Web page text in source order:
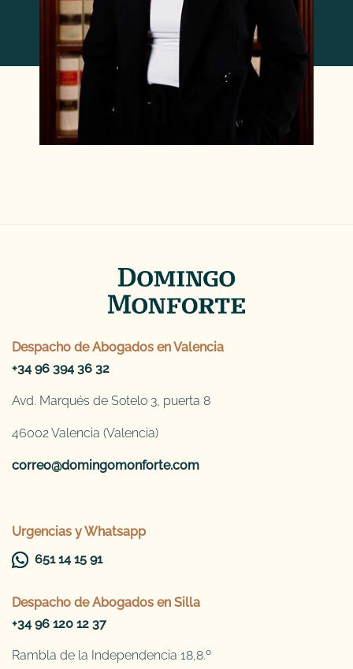
Despacho de Abogados en Valencia
+34 96 394 36 32
Avd. Marqués de Sotelo 3, puerta 8
46002 Valencia (Valencia)
correo@domingomonforte.com
Urgencias y Whatsapp
651 14 15 91
Despacho de Abogados en Silla
+34 96 120 12 37
Rambla de la Independencia 18,8.º